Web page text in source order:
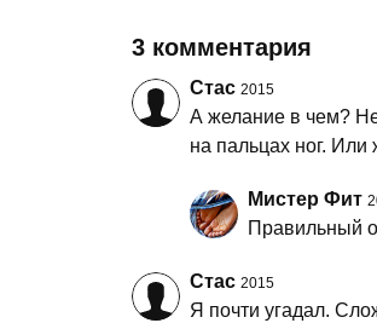
3 комментария
Стас 2015
А желание в чем? Не
на пальцах ног. Или
Мистер Фит
Правильный
Стас 2015
Я почти угадал.